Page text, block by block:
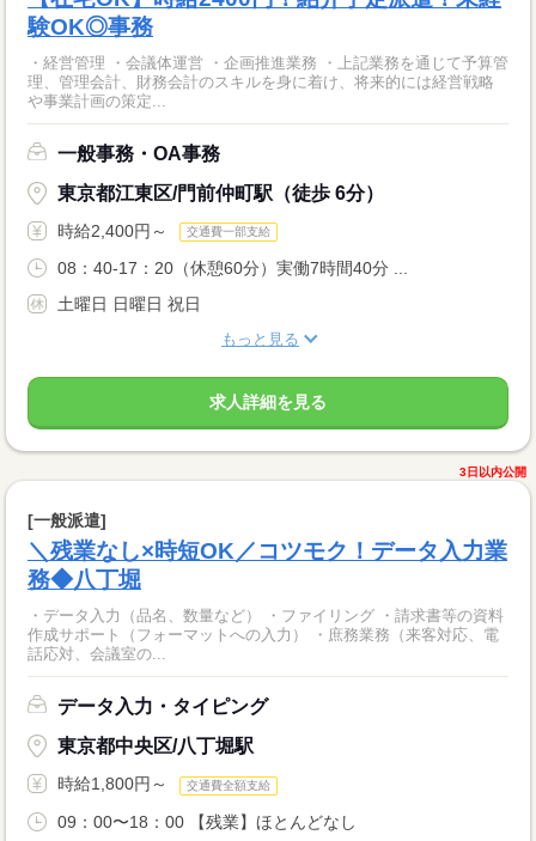
験OK◎事務
・経営管理 ・会議体運営 ・企画推進業務 ・上記業務を通じて予算管
理、管理会計、財務会計のスキルを身に着け、将来的には経営戦略
や事業計画の策定...
一般事務・OA事務
東京都江東区/門前仲町駅（徒歩 6分）
時給2,400円～ 交通費一部支給
08：40-17：20（休憩60分）実働7時間40分 ...
土曜日 日曜日 祝日
もっと見る
求人詳細を見る
3日以内公開
[一般派遣]
＼残業なし×時短OK／コツモク！データ入力業
務◆八丁堀
・データ入力（品名、数量など） ・ファイリング ・請求書等の資料
作成サポート（フォーマットへの入力） ・庶務業務（来客対応、電
話応対、会議室の...
データ入力・タイピング
東京都中央区/八丁堀駅
時給1,800円～ 交通費全額支給
09：00〜18：00 【残業】ほとんどなし